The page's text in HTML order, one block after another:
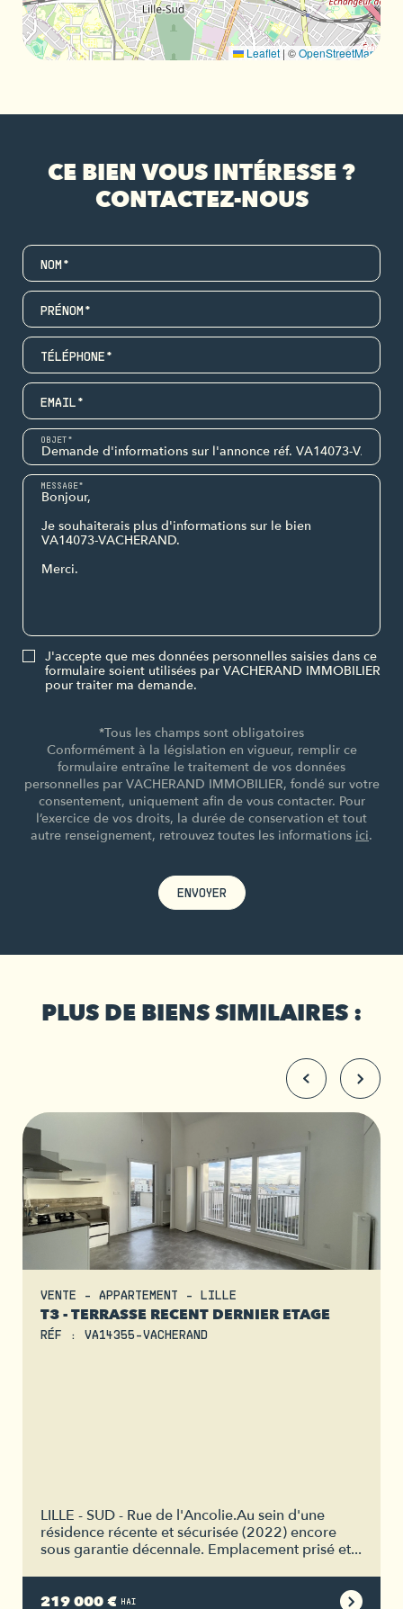
Leaflet | ©OpenStreetMap
CE BIEN VOUS INTÉRESSE ?
CONTACTEZ-NOUS
NOM*
PRÉNOM*
TÉLÉPHONE*
EMAIL*
OBJET*
MESSAGE*
J'accepte que mes données personnelles saisies dans ce
formulaire soient utilisées par VACHERAND IMMOBILIER
pour traiter ma demande.
*Tous les champs sont obligatoires
Conformément à la législation en vigueur, remplir ce
formulaire entraîne le traitement de vos données
personnelles par VACHERAND IMMOBILIER, fondé sur votre
consentement, uniquement afin de vous contacter. Pour
l’exercice de vos droits, la durée de conservation et tout
autre renseignement, retrouvez toutes les informations ici.
ENVOYER
PLUS DE BIENS SIMILAIRES :
VENTE - APPARTEMENT - LILLE
T3 - TERRASSE RECENT DERNIER ETAGE
RÉF : VA14355-VACHERAND
LILLE - SUD - Rue de l'Ancolie.Au sein d'une
résidence récente et sécurisée (2022) encore
sous garantie décennale. Emplacement prisé et...
219 000 € HAI